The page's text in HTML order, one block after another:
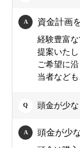
資金計画
経験豊富
提案いたし
ご希望に
当者なども
頭金が少
頭金が少